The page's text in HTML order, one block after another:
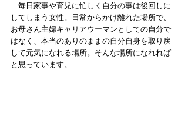
毎日家事や育児に忙しく自分の事は後回しに
してしまう女性。日常からかけ離れた場所で、
お母さん主婦キャリアウーマンとしての自分で
はなく、本当のありのままの自分自身を取り戻
して元気になれる場所。そんな場所になれれば
と思っています。